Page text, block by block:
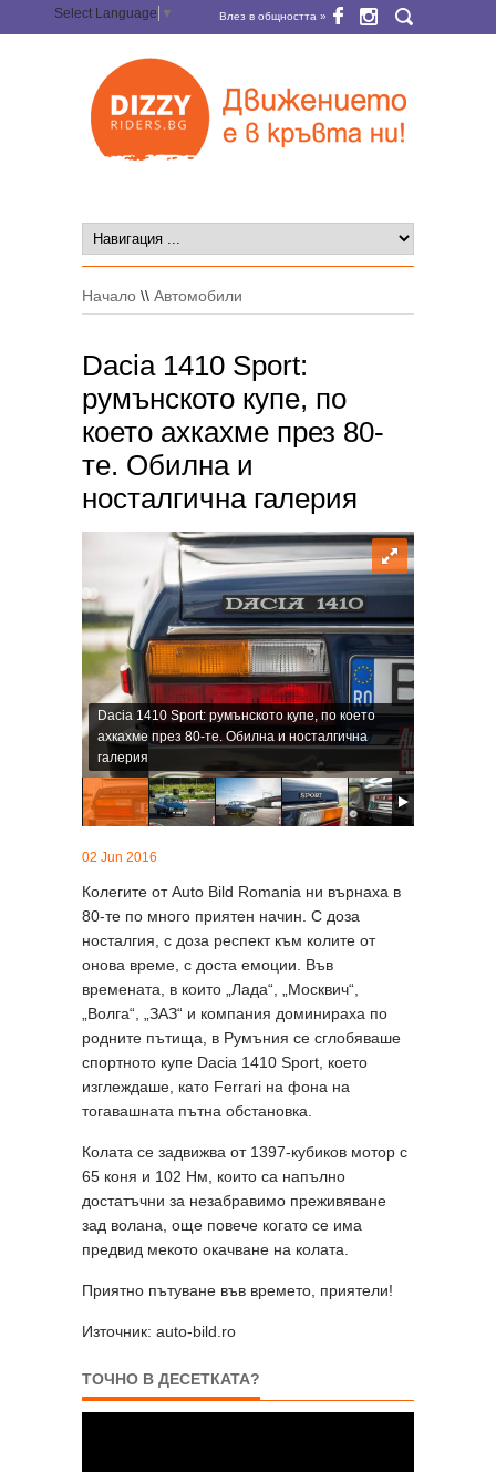
Select Language ▼ Влез в общността »
Начало \\ Автомобили
Dacia 1410 Sport:
румънското купе, по
което ахкахме през 80-
те. Обилна и
носталгична галерия
Dacia 1410 Sport: румънското купе, по което
ахкахме през 80-те. Обилна и носталгична
галерия
02 Jun 2016
Колегите от Auto Bild Romania ни върнаха в
80-те по много приятен начин. С доза
носталгия, с доза респект към колите от
онова време, с доста емоции. Във
времената, в които „Лада“, „Москвич“,
„Волга“, „ЗАЗ“ и компания доминираха по
родните пътища, в Румъния се сглобяваше
спортното купе Dacia 1410 Sport, което
изглеждаше, като Ferrari на фона на
тогавашната пътна обстановка.
Колата се задвижва от 1397-кубиков мотор с
65 коня и 102 Нм, които са напълно
достатъчни за незабравимо преживяване
зад волана, още повече когато се има
предвид мекото окачване на колата.
Приятно пътуване във времето, приятели!
Източник: auto-bild.ro
ТОЧНО В ДЕСЕТКАТА?